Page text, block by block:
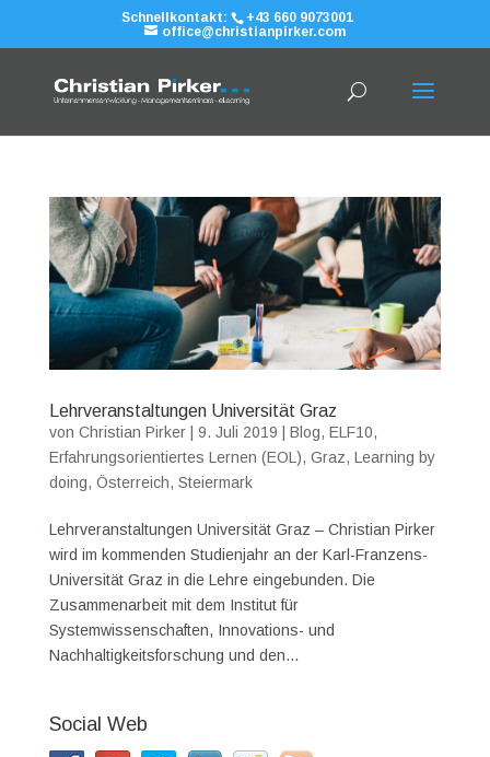
Schnellkontakt:
+43 660 9073001
office@christianpirker.com
Lehrveranstaltungen Universität Graz
von Christian Pirker| 9. Juli 2019 Blog, ELF10,
Erfahrungsorientiertes Lernen (EOL), Graz, Learning by
doing, Österreich, Steiermark
Lehrveranstaltungen Universität Graz – Christian Pirker
wird im kommenden Studienjahr an der Karl-Franzens-
Universität Graz in die Lehre eingebunden. Die
Zusammenarbeit mit dem Institut für
Systemwissenschaften, Innovations- und
Nachhaltigkeitsforschung und den...
Social Web